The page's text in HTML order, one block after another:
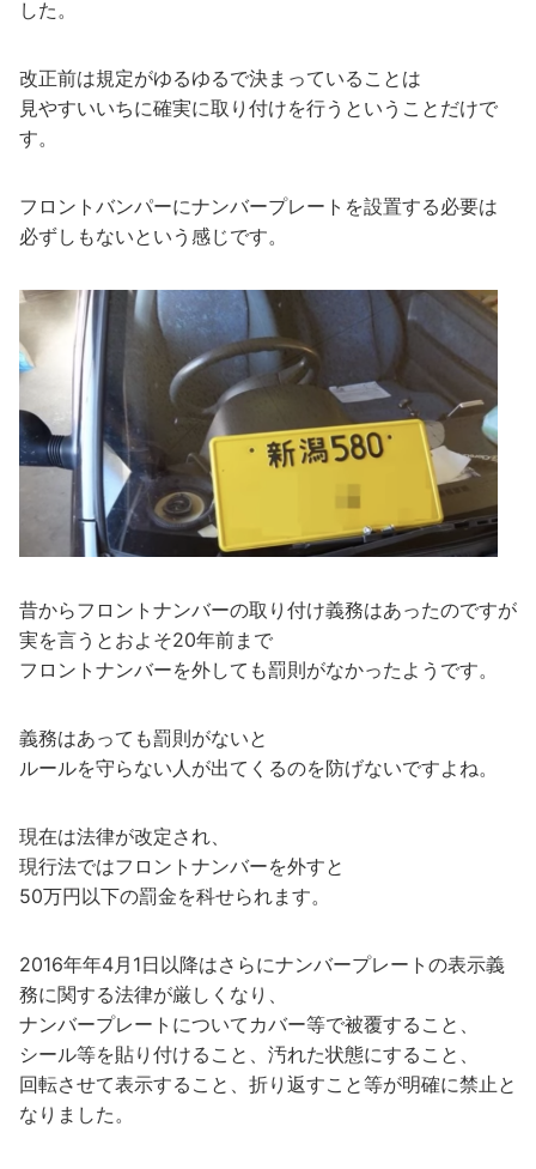
した。
改正前は規定がゆるゆるで決まっていることは
見やすいいちに確実に取り付けを行うということだけで
す。
フロントバンパーにナンバープレートを設置する必要は
必ずしもないという感じです。
昔からフロントナンバーの取り付け義務はあったのですが
実を言うとおよそ20年前まで
フロントナンバーを外しても罰則がなかったようです。
義務はあっても罰則がないと
ルールを守らない人が出てくるのを防げないですよね。
現在は法律が改定され、
現行法ではフロントナンバーを外すと
50万円以下の罰金を科せられます。
2016年年4月1日以降はさらにナンバープレートの表示義
務に関する法律が厳しくなり、
ナンバープレートについてカバー等で被覆すること、
シール等を貼り付けること、汚れた状態にすること、
回転させて表示すること、折り返すこと等が明確に禁止と
なりました。